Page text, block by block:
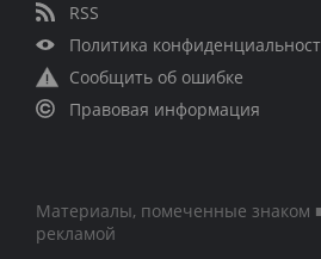
RSS
Политика
Сообщить об ошибке
Правовая информация
Материалы, помеченные знаком
рекламой